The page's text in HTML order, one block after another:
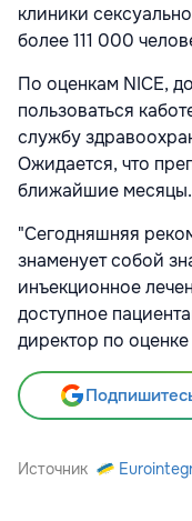
клиники
более 111 000
По оценкам NICE,
пользоваться
службу
Ожидается, что
ближайшие месяцы.
"Сегодняшняя
знаменует собой
инъекционное
доступное
директор по оценке
Источник